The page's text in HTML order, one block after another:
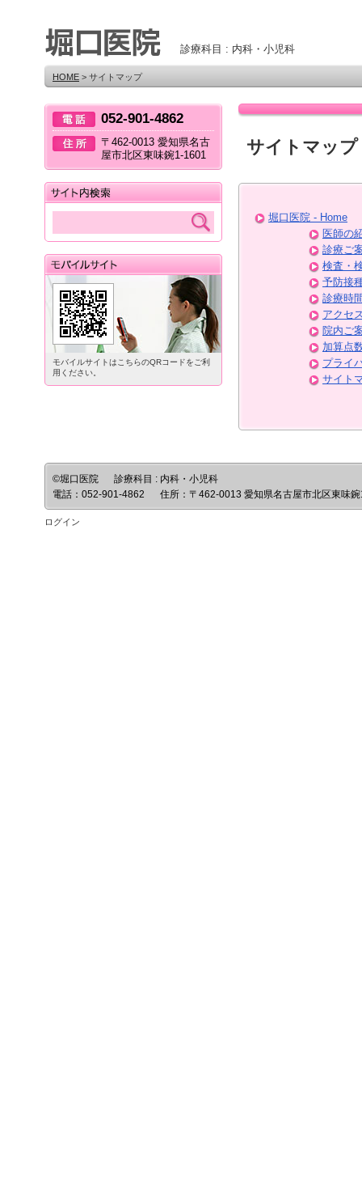
診療科目 : 内科・小児科
HOME > サイトマップ
サイトマップ
堀口医院 - Home
医師の
診療ご
検査・
予防接
診療時
アクセ
院内ご
加算点
プライ
サイト
052-901-4862
〒462-0013 愛知県名古
屋市北区東味鋺1-1601
モバイルサイトはこちらのQRコードをご利
用ください。
©堀口医院
診療科目 : 内科・小児科
電話： 052-901-4862 住所： 〒462-0013 愛知県名古屋市北区東味
ログイン